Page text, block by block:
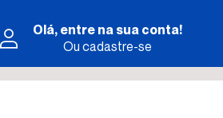
Olá, entre na sua conta!
Ou cadastre-se